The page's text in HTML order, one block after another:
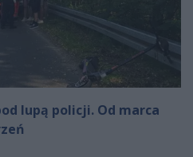
lupą policji. Od marca